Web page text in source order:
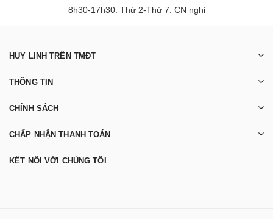
8h30-17h30: Thứ 2-Thứ 7. CN nghỉ
HUY LINH TRÊN TMĐT
THÔNG TIN
CHÍNH SÁCH
CHẤP NHẬN THANH TOÁN
KẾT NỐI VỚI CHÚNG TÔI